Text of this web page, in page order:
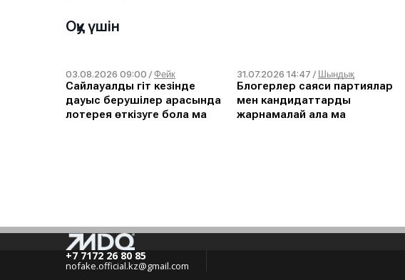
Оқу үшін
03.08.2026 09:00 /Фейк
Сайлауалды үгіт кезінде
дауыс берушілер арасында
лотерея өткізуге бола ма
31.07.2026 14:47 / Шындық
Блогерлер саяси партиялар
мен кандидаттарды
жарнамалай ала ма
+7 7172 26 80 85
nofake.official.kz@gmail.com